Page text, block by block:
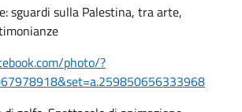
sguardi sulla Palestina, tra arte,
photo/?